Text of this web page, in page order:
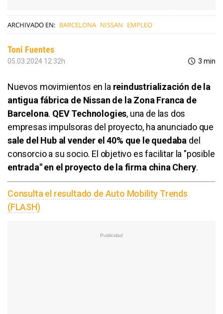
ARCHIVADO EN: BARCELONA NISSAN EMPLEO
Toni Fuentes
05.03.2024 12:32h 3 min
Nuevos movimientos en la reindustrialización de la
antigua fábrica de Nissan de la Zona Franca de
Barcelona. QEV Technologies, una de las dos
empresas impulsoras del proyecto, ha anunciado que
sale del Hub al vender el 40% que le quedaba del
consorcio a su socio. El objetivo es facilitar la "posible
entrada" en el proyecto de la firma china Chery.
Consulta el resultado de Auto Mobility Trends
(FLASH)